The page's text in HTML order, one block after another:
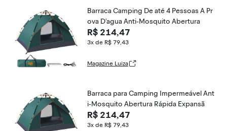
Barraca Camping De até 4 Pessoas A Pr
ova D'agua Anti-Mosquito Abertura
R$ 214,47
3x de R$ 79,43
Magazine Luiza
Barraca para Camping Impermeável Ant
i-Mosquito Abertura Rápida Expansã
R$ 214,47
3x de R$ 79,43